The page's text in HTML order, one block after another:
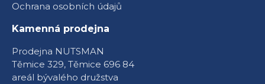
Ochrana osobních údajů
Kamenná prodejna
Prodejna NUTSMAN
Těmice 329, Těmice 696 84
areál bývalého družstva